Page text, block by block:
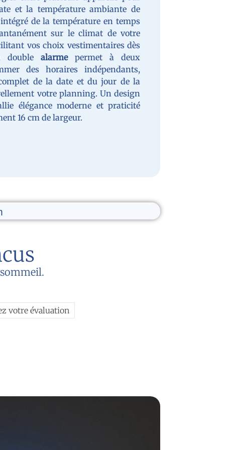
e
u
et la température ambiante de
de la température en temps
sur le climat de votre
vos choix vestimentaires dès
doublealarmepermet à deux
des horaires indépendants,
de la date et du jour de la
votre planning. Un design
élégance moderne et praticité
16 cm de largeur.
votre évaluation